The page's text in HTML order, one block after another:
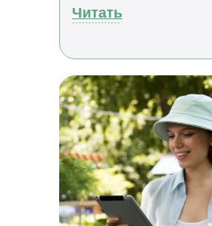
Читать
«Сколково»